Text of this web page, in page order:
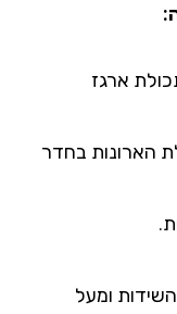
ארגז
הארונות בחדר
ומעל